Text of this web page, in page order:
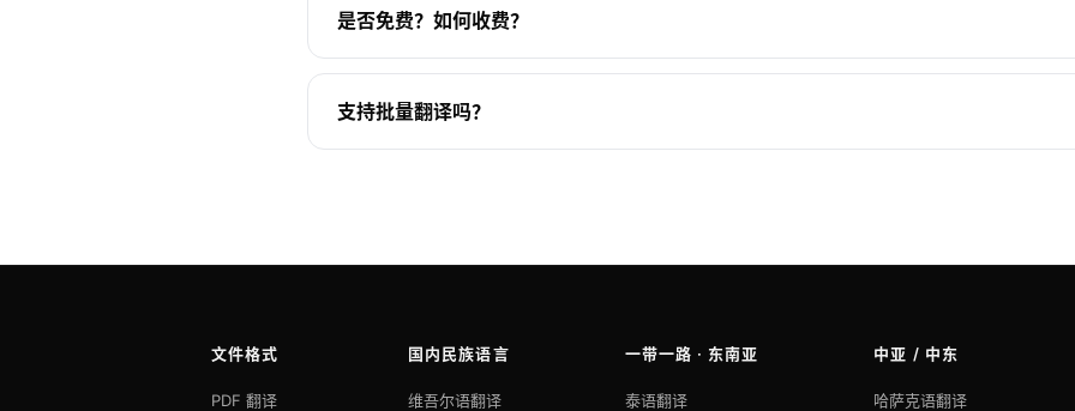
是否免费？如何收费？
支持批量翻译吗？
文件格式
PDF 翻译
国内民族语言
维吾尔语翻译
一带一路 · 东南亚
泰语翻译
中亚 / 中东
哈萨克语翻译